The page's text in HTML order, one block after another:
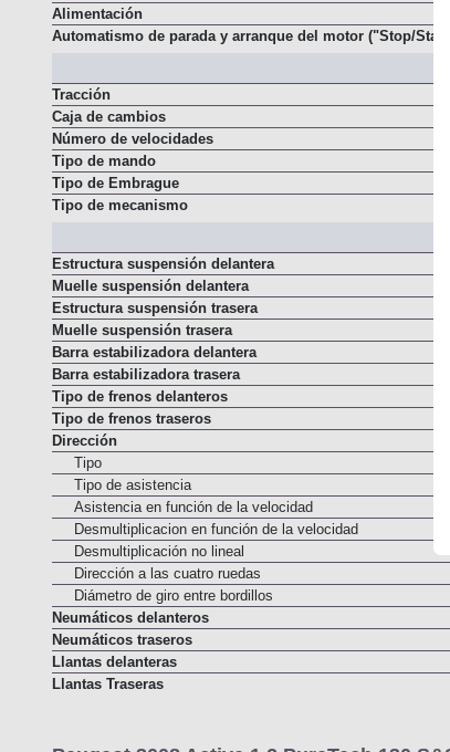
Tipo de distribución
Alimentación
Tracción
Caja de cambios
Número de velocidades
Tipo de mando
Tipo de Embrague
Estructura suspensión delantera
Muelle suspensión delantera
Estructura suspensión trasera
Muelle suspensión trasera
Barra estabilizadora delantera
Barra estabilizadora trasera
Tipo de frenos delanteros
Tipo de frenos traseros
Dirección
Tipo
Tipo de asistencia
Asistencia en función de la velocidad
Desmultiplicacion en función de la velocidad
Desmultiplicación no lineal
Dirección a las cuatro ruedas
Diámetro de giro entre bordillos
Neumáticos delanteros
Neumáticos traseros
Llantas delanteras